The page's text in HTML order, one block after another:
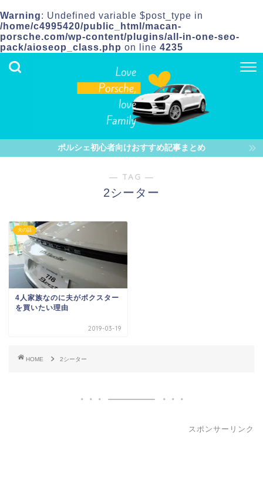
Warning: Undefined variable $post_type in
/home/c4995420/public_html/macan-
porsche.com/wp-content/plugins/all-in-one-seo-
pack/aioseop_class.php on line 4235
ポルシェ初心者向けおすすめ記事まとめ
― TAG ―
2シーター
夫の話
4人家族なのに夫がボクスター
を買いたい理由
2019-03-19
HOME 2シーター
スポンサーリンク